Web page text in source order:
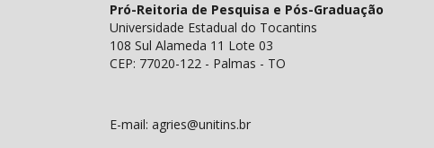
Pró-Reitoria de Pesquisa e Pós-Graduação
Universidade Estadual do Tocantins
108 Sul Alameda 11 Lote 03
CEP: 77020-122 - Palmas - TO
E-mail: agries@unitins.br